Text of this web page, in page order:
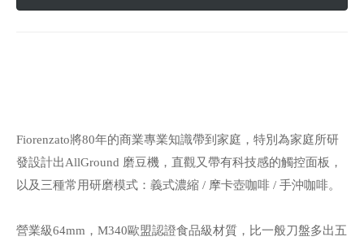
Fiorenzato將80年的商業專業知識帶到家庭，特別為家庭所研
發設計出AllGround 磨豆機，直觀又帶有科技感的觸控面板，
以及三種常用研磨模式：義式濃縮 / 摩卡壺咖啡 / 手沖咖啡。
營業級64mm，M340歐盟認證食品級材質，比一般刀盤多出五